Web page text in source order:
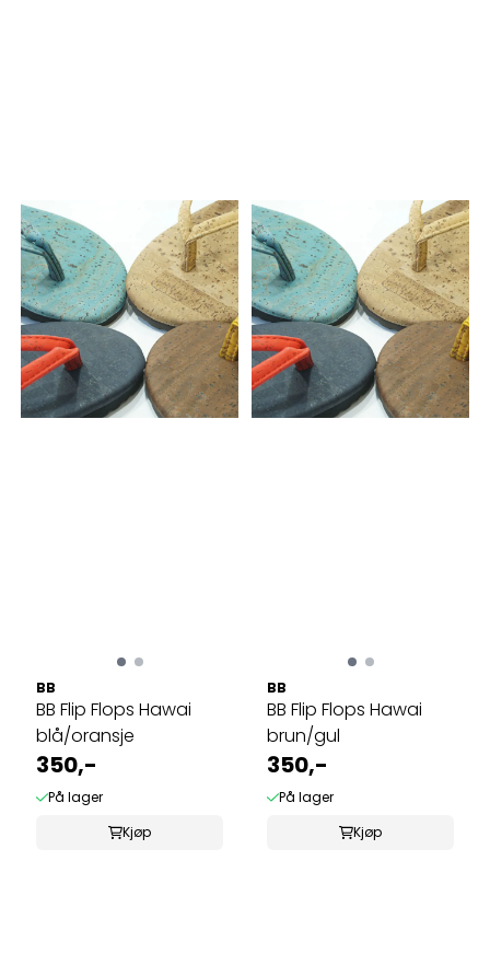
BB
BB Flip Flops Hawai
blå/oransje
350,-
På lager
Kjøp
BB
BB Flip Flops Hawai
brun/gul
350,-
På lager
Kjøp